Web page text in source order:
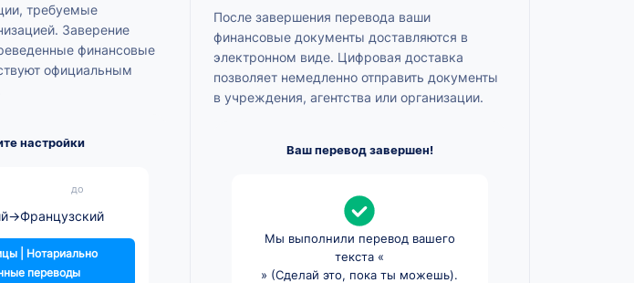
требуемые
Заверение
финансовые
официальным
настройки
до
→Французский
| Нотариально
переводы
После завершения перевода ваши
финансовые документы доставляются в
электронном виде. Цифровая доставка
позволяет немедленно отправить документы
в учреждения, агентства или организации.
Ваш перевод завершен!
Мы выполнили перевод вашего
текста «
» (Сделай это, пока ты можешь).